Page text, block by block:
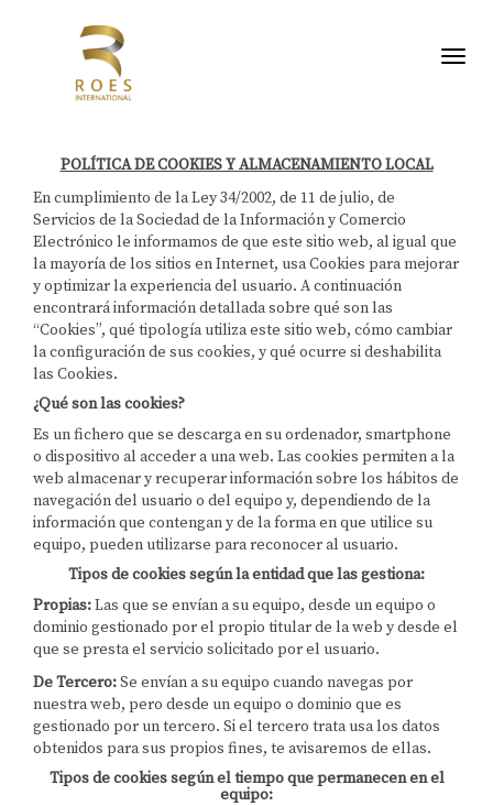
POLÍTICA DE COOKIES Y ALMACENAMIENTO LOCAL
En cumplimiento de la Ley 34/2002, de 11 de julio, de
Servicios de la Sociedad de la Información y Comercio
Electrónico le informamos de que este sitio web, al igual que
la mayoría de los sitios en Internet, usa Cookies para mejorar
y optimizar la experiencia del usuario. A continuación
encontrará información detallada sobre qué son las
“Cookies”, qué tipología utiliza este sitio web, cómo cambiar
la configuración de sus cookies, y qué ocurre si deshabilita
las Cookies.
¿Qué son las cookies?
Es un fichero que se descarga en su ordenador, smartphone
o dispositivo al acceder a una web. Las cookies permiten a la
web almacenar y recuperar información sobre los hábitos de
navegación del usuario o del equipo y, dependiendo de la
información que contengan y de la forma en que utilice su
equipo, pueden utilizarse para reconocer al usuario.
Tipos de cookies según la entidad que las gestiona:
Propias:Las que se envían a su equipo, desde un equipo o
dominio gestionado por el propio titular de la web y desde el
que se presta el servicio solicitado por el usuario.
De Tercero:Se envían a su equipo cuando navegas por
nuestra web, pero desde un equipo o dominio que es
gestionado por un tercero. Si el tercero trata usa los datos
obtenidos para sus propios fines, te avisaremos de ellas.
Tipos de cookies según el tiempo que permanecen en el
equipo: